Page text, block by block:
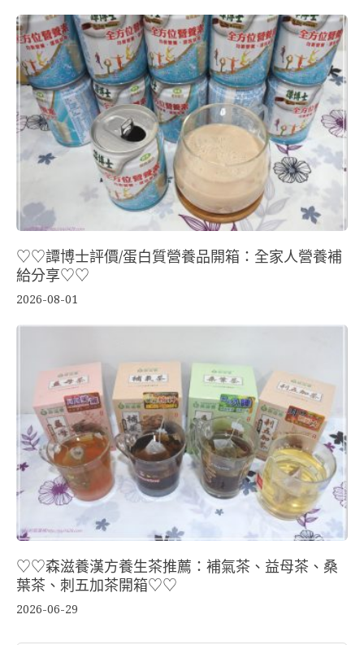
♡♡譚博士評價/蛋白質營養品開箱：全家人營養補
給分享♡♡
2026-08-01
♡♡森滋養漢方養生茶推薦：補氣茶、益母茶、桑
葉茶、刺五加茶開箱♡♡
2026-06-29